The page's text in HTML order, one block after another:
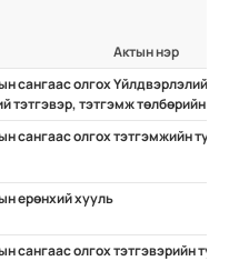
Актын нэр
сангаас олгох Үйлдвэрлэлийн
тэтгэвэр, тэтгэмж төлбөрийн
сангаас олгох тэтгэмжийн
ерөнхий хууль
сангаас олгох тэтгэвэрийн